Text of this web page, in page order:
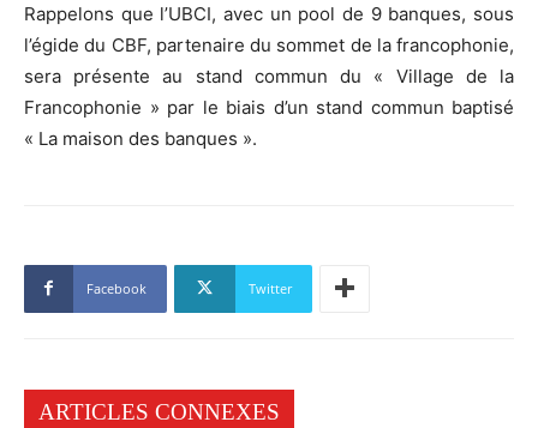
Rappelons que l’UBCI, avec un pool de 9 banques, sous
l’égide du CBF, partenaire du sommet de la francophonie,
sera présente au stand commun du « Village de la
Francophonie » par le biais d’un stand commun baptisé
« La maison des banques ».
Facebook Twitter
ARTICLES CONNEXES